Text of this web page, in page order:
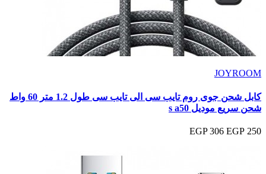
JOYROOM
كابل شحن جوى روم تايب سى الى تايب سى طول 1.2 متر 60 واط
شحن سريع موديل s a50
250 EGP
306 EGP